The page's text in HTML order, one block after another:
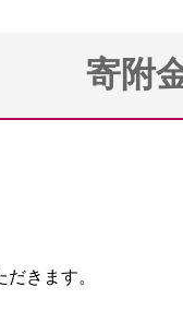
きます。
寄附